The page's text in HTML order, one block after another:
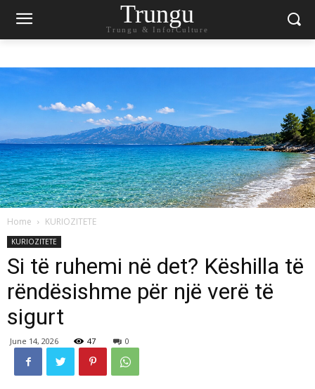
Trungu
Trungu & InforCulture
Home KURIOZITETE
KURIOZITETE
Si të ruhemi në det? Këshilla të
rëndësishme për një verë të
sigurt
June 14, 2026 47 0